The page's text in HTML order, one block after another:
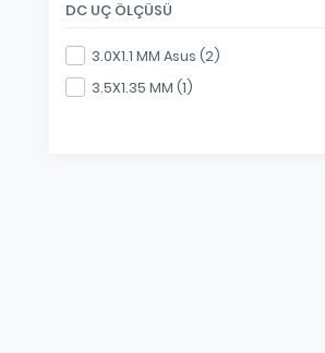
DC UÇ ÖLÇÜSÜ
3.0X1.1 MM Asus (2)
3.5X1.35 MM (1)